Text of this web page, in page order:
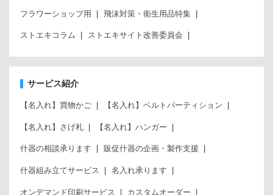
フラワーショップ用 飛沫対策・衛生用品特集
ストエキコラム ストエキサイト改善委員会
サービス紹介
【名入れ】買物かご 【名入れ】ベルトパーティション
【名入れ】さげ札 【名入れ】ハンガー
什器の相談承ります 販促什器の企画・製作支援
什器組み立てサービス 名入れ承ります
オンデマンド印刷サービス カスタムオーダー